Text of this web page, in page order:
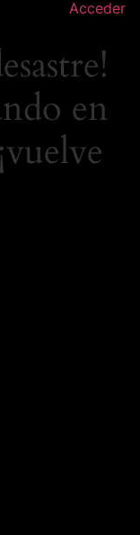
Acceder
en